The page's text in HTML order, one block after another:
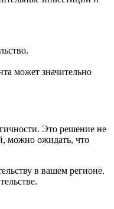
может значительно
Это решение не
можно ожидать, что
в вашем регионе.